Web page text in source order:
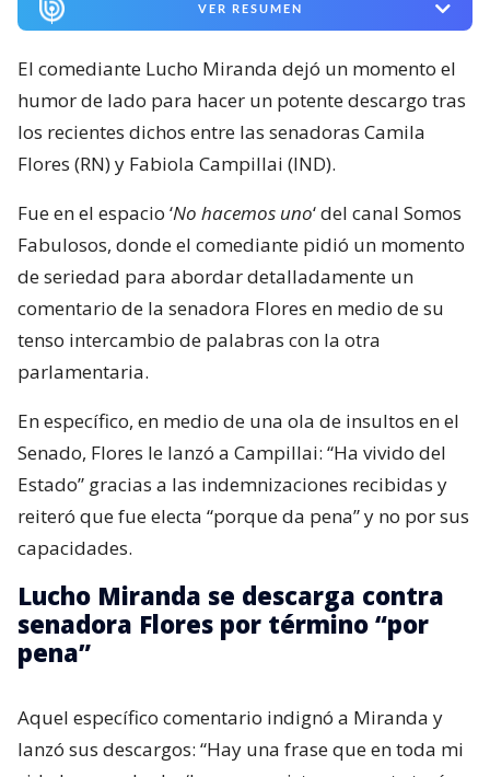
VER RESUMEN
El comediante Lucho Miranda dejó un momento el
humor de lado para hacer un potente descargo tras
los recientes dichos entre las senadoras Camila
Flores (RN) y Fabiola Campillai (IND).
Fue en el espacio ‘No hacemos uno‘ del canal Somos
Fabulosos, donde el comediante pidió un momento
de seriedad para abordar detalladamente un
comentario de la senadora Flores en medio de su
tenso intercambio de palabras con la otra
parlamentaria.
En específico, en medio de una ola de insultos en el
Senado, Flores le lanzó a Campillai: “Ha vivido del
Estado” gracias a las indemnizaciones recibidas y
reiteró que fue electa “porque da pena” y no por sus
capacidades.
Lucho Miranda se descarga contra
senadora Flores por término “por
pena”
Aquel específico comentario indignó a Miranda y
lanzó sus descargos: “Hay una frase que en toda mi